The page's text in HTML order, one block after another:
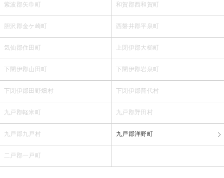
紫波郡矢巾町 和賀郡西和賀町
胆沢郡金ケ崎町 西磐井郡平泉町
気仙郡住田町 上閉伊郡大槌町
下閉伊郡山田町 下閉伊郡岩泉町
下閉伊郡田野畑村 下閉伊郡普代村
九戸郡軽米町 九戸郡野田村
九戸郡九戸村 九戸郡洋野町
二戸郡一戸町